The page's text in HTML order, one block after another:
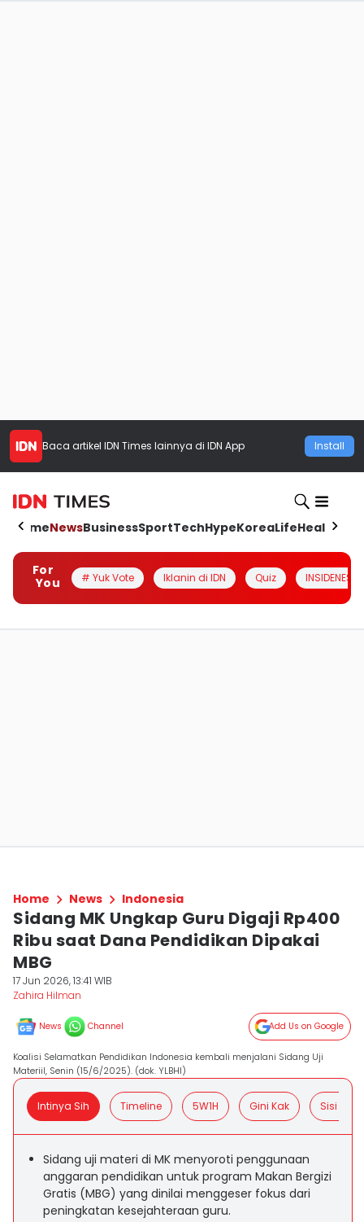
Baca artikel IDN Times lainnya di IDN App Install
HomeNewsBusinessSportTechHypeKoreaLifeHealth
For
You
# Yuk Vote Iklanin di IDN Quiz INSIDENESIA
Home News Indonesia
Sidang MK Ungkap Guru Digaji Rp400
Ribu saat Dana Pendidikan Dipakai
MBG
17 Jun 2026, 13:41 WIB
Zahira Hilman
News Channel Add Us on Google
Koalisi Selamatkan Pendidikan Indonesia kembali menjalani Sidang Uji
Materiil, Senin (15/6/2025). (dok. YLBHI)
Intinya Sih Timeline 5W1H Gini Kak Sisi
Sidang uji materi di MK menyoroti penggunaan
anggaran pendidikan untuk program Makan Bergizi
Gratis (MBG) yang dinilai menggeser fokus dari
peningkatan kesejahteraan guru.